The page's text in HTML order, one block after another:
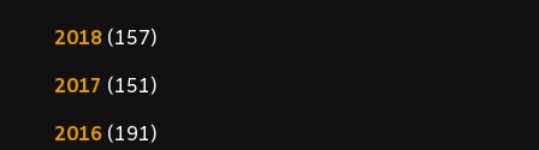
2018(157)
2017 (151)
2016(191)